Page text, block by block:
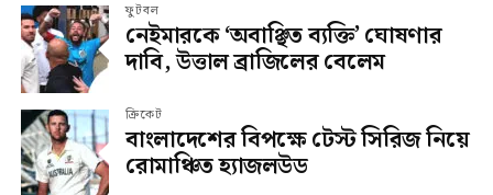
ফুটবল
নেইমারকে ‘অবাঞ্ছিত ব্যক্তি’ ঘোষণার
দাবি, উত্তাল ব্রাজিলের বেলেম
ক্রিকেট
বাংলাদেশের বিপক্ষে টেস্ট সিরিজ নিয়ে
রোমাঞ্চিত হ্যাজলউড